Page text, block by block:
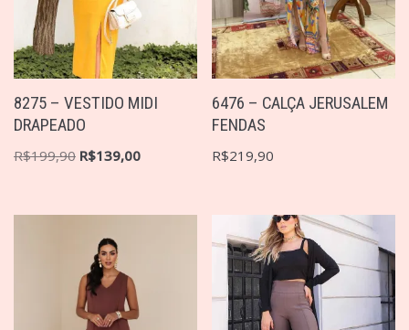
8275 – VESTIDO MIDI
DRAPEADO
R$199,90 R$139,00
6476 – CALÇA JERUSALEM
FENDAS
R$219,90